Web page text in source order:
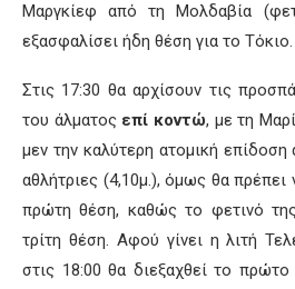
Μαργκίεφ από τη Μολδαβία
εξασφαλίσει ήδη θέση για το Τόκιο.
Στις 17:30 θα αρχίσουν τις
του άλματος επί κοντώ, με τη
μεν την καλύτερη ατομική
αθλήτριες (4,10μ.), όμως θα πρέπει
πρώτη θέση, καθώς το φετινό
τρίτη θέση. Αφού γίνει η λιτή
στις 18:00 θα διεξαχθεί το